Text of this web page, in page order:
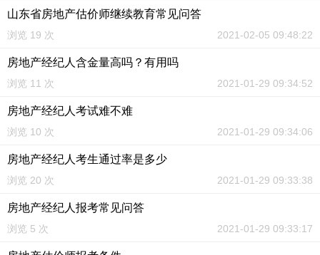
山东省房地产估价师继续教育常见问答
浏览 19 次 2021-02-05 09:48:22
房地产经纪人含金量高吗？有用吗
浏览 11 次 2021-01-29 09:34:52
房地产经纪人考试难不难
浏览 10 次 2021-01-29 09:34:06
房地产经纪人考生通过率是多少
浏览 20 次 2021-01-29 09:33:38
房地产经纪人报考常见问答
浏览 5 次 2021-01-29 09:33:17